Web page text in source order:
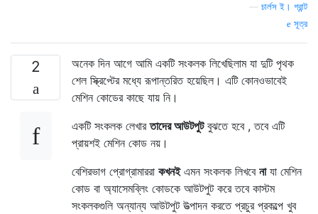
চার্লস ই। গ্রান্ট
সূত্র
2
অনেক দিন আগে আমি একটি সংকলক লিখেছিলাম যা দুটি পৃথক
শেল স্ক্রিপ্টের মধ্যে রূপান্তরিত হয়েছিল। এটি কোনওভাবেই
মেশিন কোডের কাছে যায় নি।
একটি সংকলক লেখারতাদের আউটপুটবুঝতে হবে , তবে এটি
প্রায়শই মেশিন কোড নয়।
বেশিরভাগ প্রোগ্রামাররা কখনইএমন সংকলক লিখবে নাযা মেশিন
কোড বা অ্যাসেমব্লিং কোডকে আউটপুট করে তবে কাস্টম
সংকলকগুলি অন্যান্য আউটপুট উত্পাদন করতে প্রচুর প্রকল্পে খুব